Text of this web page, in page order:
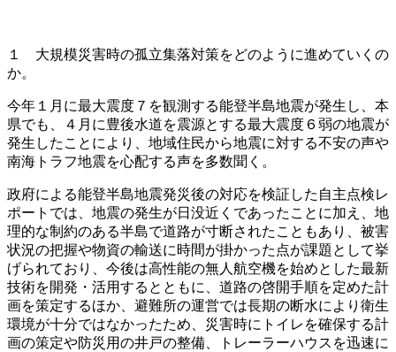
１ 大規模災害時の孤立集落対策をどのように進めていくの
か。
今年１月に最大震度７を観測する能登半島地震が発生し、本
県でも、４月に豊後水道を震源とする最大震度６弱の地震が
発生したことにより、地域住民から地震に対する不安の声や
南海トラフ地震を心配する声を多数聞く。
政府による能登半島地震発災後の対応を検証した自主点検レ
ポートでは、地震の発生が日没近くであったことに加え、地
理的な制約のある半島で道路が寸断されたこともあり、被害
状況の把握や物資の輸送に時間が掛かった点が課題として挙
げられており、今後は高性能の無人航空機を始めとした最新
技術を開発・活用するとともに、道路の啓開手順を定めた計
画を策定するほか、避難所の運営では長期の断水により衛生
環境が十分ではなかったため、災害時にトイレを確保する計
画の策定や防災用の井戸の整備、トレーラーハウスを迅速に